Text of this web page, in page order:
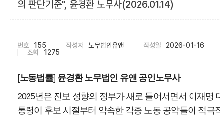
의 판단기준", 윤경환 노무사(2026.01.14)
번호 155 작성자 노무법인유앤 작성일
2026-01-16
조회
1275
[노동법률] 윤경환 노무법인 유앤 공인노무사
2025년은 진보 성향의 정부가 새로 들어서면서 이재명
통령이 후보 시절부터 약속한 각종 노동 공약들이 적극